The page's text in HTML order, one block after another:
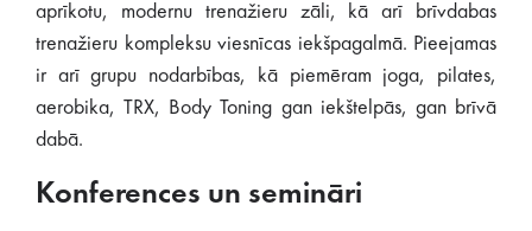
aprīkotu, modernu trenažieru zāli, kā arī brīvdabas
trenažieru kompleksu viesnīcas iekšpagalmā. Pieejamas
ir arī grupu nodarbības, kā piemēram joga, pilates,
aerobika, TRX, Body Toning gan iekštelpās, gan brīvā
dabā.
Konferences un semināri